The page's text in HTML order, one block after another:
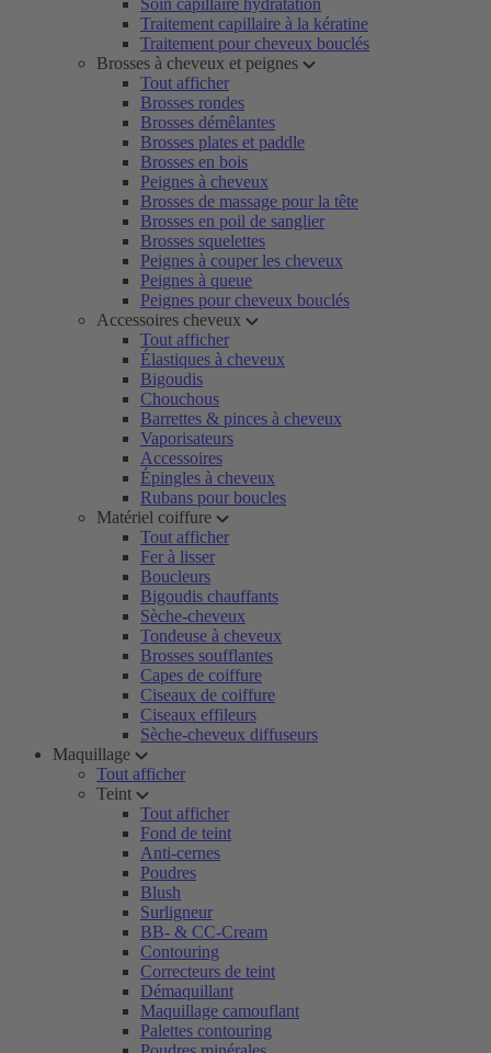
Soin capillaire hydratation
Traitement capillaire à la kératine
Traitement pour cheveux bouclés
Brosses à cheveux et peignes
Tout afficher
Brosses rondes
Brosses démêlantes
Brosses plates et paddle
Brosses en bois
Peignes à cheveux
Brosses de massage pour la tête
Brosses en poil de sanglier
Brosses squelettes
Peignes à couper les cheveux
Peignes à queue
Peignes pour cheveux bouclés
Accessoires cheveux
Tout afficher
Élastiques à cheveux
Bigoudis
Chouchous
Barrettes & pinces à cheveux
Vaporisateurs
Accessoires
Épingles à cheveux
Rubans pour boucles
Matériel coiffure
Tout afficher
Fer à lisser
Boucleurs
Bigoudis chauffants
Sèche-cheveux
Tondeuse à cheveux
Brosses soufflantes
Capes de coiffure
Ciseaux de coiffure
Ciseaux effileurs
Sèche-cheveux diffuseurs
Maquillage
Tout afficher
Teint
Tout afficher
Fond de teint
Anti-cernes
Poudres
Blush
Surligneur
BB- & CC-Cream
Contouring
Correcteurs de teint
Démaquillant
Maquillage camouflant
Palettes contouring